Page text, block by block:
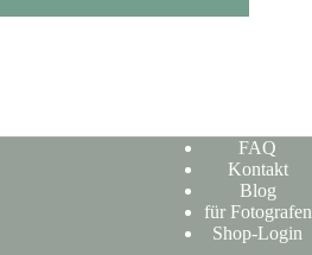
FAQ
Kontakt
Blog
für Fotografen
Shop-Login